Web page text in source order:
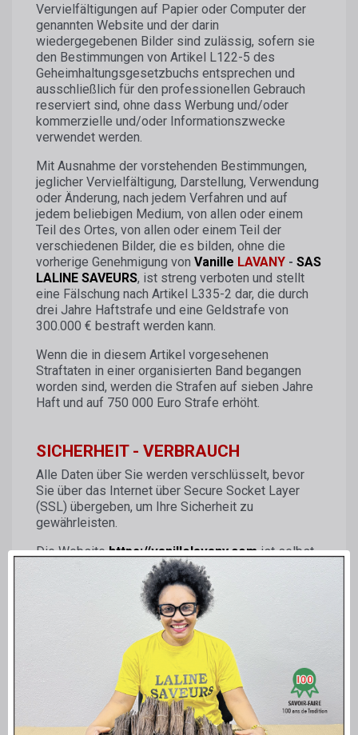
Vervielfältigungen auf Papier oder Computer der
genannten Website und der darin
wiedergegebenen Bilder sind zulässig, sofern sie
den Bestimmungen von Artikel L122-5 des
Geheimhaltungsgesetzbuchs entsprechen und
ausschließlich für den professionellen Gebrauch
reserviert sind, ohne dass Werbung und/oder
kommerzielle und/oder Informationszwecke
verwendet werden.
Mit Ausnahme der vorstehenden Bestimmungen,
jeglicher Vervielfältigung, Darstellung, Verwendung
oder Änderung, nach jedem Verfahren und auf
jedem beliebigen Medium, von allen oder einem
Teil des Ortes, von allen oder einem Teil der
verschiedenen Bilder, die es bilden, ohne die
vorherige Genehmigung von Vanille LAVANY - SAS
LALINE SAVEURS, ist streng verboten und stellt
eine Fälschung nach Artikel L335-2 dar, die durch
drei Jahre Haftstrafe und eine Geldstrafe von
300.000 € bestraft werden kann.
Wenn die in diesem Artikel vorgesehenen
Straftaten in einer organisierten Band begangen
worden sind, werden die Strafen auf sieben Jahre
Haft und auf 750 000 Euro Strafe erhöht.
SICHERHEIT - VERBRAUCH
Alle Daten über Sie werden verschlüsselt, bevor
Sie über das Internet über Secure Socket Layer
(SSL) übergeben, um Ihre Sicherheit zu
gewährleisten.
Die Websitehttps://vanillelavany.comist selbst
durch die neuesten technologien geschützt.
Daten über Sie werden niemals an einen Dritten
übermittelt.
IN NACHRICHTLINIEN
Unser kostenloser Newsletter informiert Sie
regelmäßig per E-Mail über neue Produkte und
Sonderangebote. Die hier eingegebenen Daten